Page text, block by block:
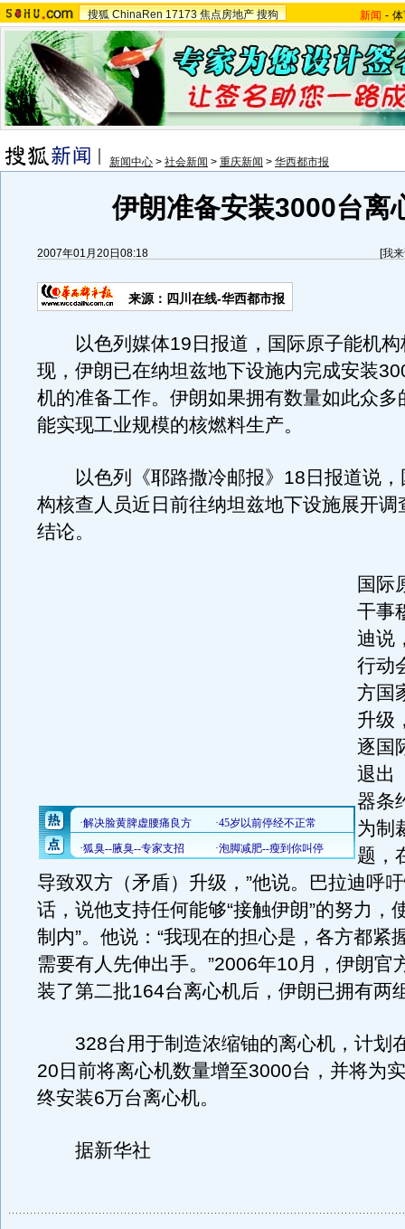
搜狐 ChinaRen 17173 焦点房地产 搜狗 新闻 -
新闻中心 > 社会新闻 > 重庆新闻 > 华西都市报
伊朗准备安装3000台离
2007年01月20日08:18 [我
来源：四川在线-华西都市报
以色列媒体19日报道，国际原子能机构
现，伊朗已在纳坦兹地下设施内完成安装
机的准备工作。伊朗如果拥有数量如此众多
能实现工业规模的核燃料生产。
以色列《耶路撒冷邮报》18日报道说，
构核查人员近日前往纳坦兹地下设施展开调
结论。
国际
干事
迪说
行动
方国
升级
逐国
退出
器条
为制
题，
导致双方（矛盾）升级，”他说。巴拉迪呼
话，说他支持任何能够“接触伊朗”的努力，
制内”。他说：“我现在的担心是，各方都紧
需要有人先伸出手。”2006年10月，伊朗官
装了第二批164台离心机后，伊朗已拥有两
328台用于制造浓缩铀的离心机，计划
20日前将离心机数量增至3000台，并将为
终安装6万台离心机。
据新华社